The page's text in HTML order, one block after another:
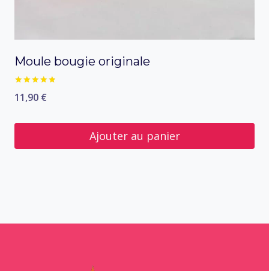
du
produit
Moule bougie originale
Note5.005
11,90 €
Ajouter au panier